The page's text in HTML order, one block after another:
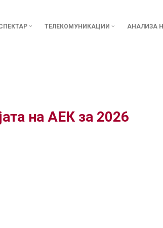
ТЕЛЕКОМУНИКАЦИИ АНАЛИЗА
на АЕК за 2026